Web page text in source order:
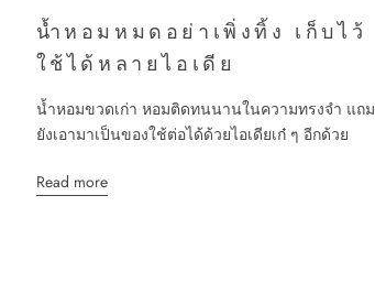
น้ำหอมหมดอย่าเพิ่งทิ้ง เก็บไว้
ใช้ได้หลายไอเดีย
น้ำหอมขวดเก่า หอมติดทนนานในความทรงจำ แถม
ยังเอามาเป็นของใช้ต่อได้ด้วยไอเดียเก๋ ๆ อีกด้วย
Read more